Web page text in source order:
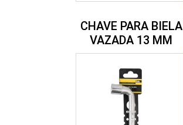
CHAVE PARA BIELA
VAZADA 13 MM